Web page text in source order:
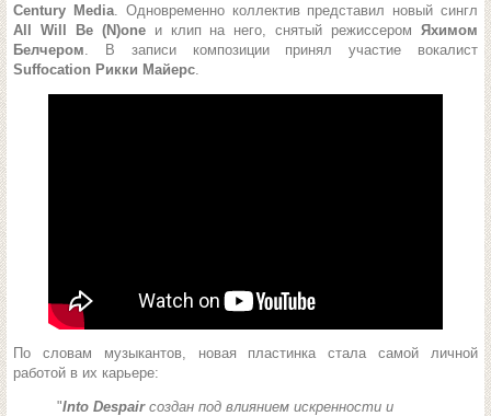
Century Media. Одновременно коллектив представил новый сингл
All Will Be (N)oneи клип на него, снятый режиссеромЯхимом
Белчером. В записи композиции принял участие вокалист
Suffocation Рикки Майерс.
По словам музыкантов, новая пластинка стала самой личной
работой в их карьере:
"Into Despair создан под влиянием искренности и